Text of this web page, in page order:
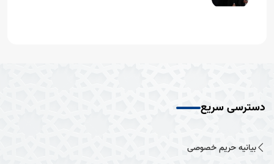
دسترسی سریع
بیانیه حریم خصوصی